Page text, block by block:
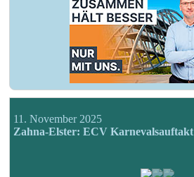
11. November 2025
Zahna-Elster: ECV Karnevalsauftakt